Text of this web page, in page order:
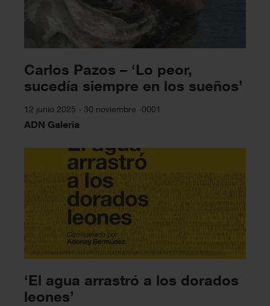
Carlos Pazos – ‘Lo peor,
sucedía siempre en los sueños’
12 junio 2025 - 30 noviembre -0001
ADN Galeria
‘El agua arrastró a los dorados
leones’